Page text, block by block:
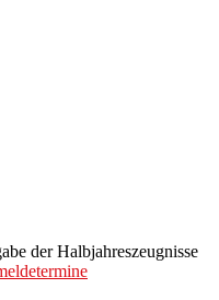
der Halbjahreszeugnisse